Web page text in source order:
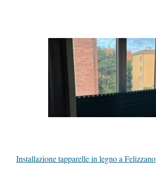
Installazione tapparelle in legno a Felizzano